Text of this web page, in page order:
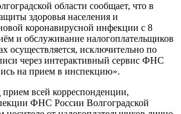
области сообщает, что в
здоровья населения и
коронавирусной инфекции с 8
и обслуживание налогоплательщиков
осуществляется, исключительно по
через интерактивный сервис ФНС
на прием в инспекцию».
всей корреспонденции,
ФНС России Волгоградской